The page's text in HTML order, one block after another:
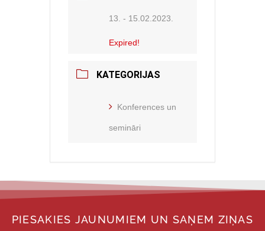
13. - 15.02.2023.
Expired!
KATEGORIJAS
Konferences un
semināri
PIESAKIES JAUNUMIEM UN SAŅEM ZIŅAS